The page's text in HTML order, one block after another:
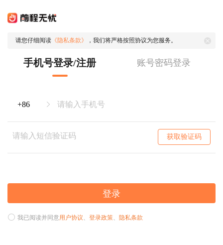
请您仔细阅读 《隐私条款》 ，我们将严格按照协议为您服务。
手机号登录/注册 账号密码登录
获取验证码
登录
我已阅读并同意用户协议、 登录政策、 隐私条款